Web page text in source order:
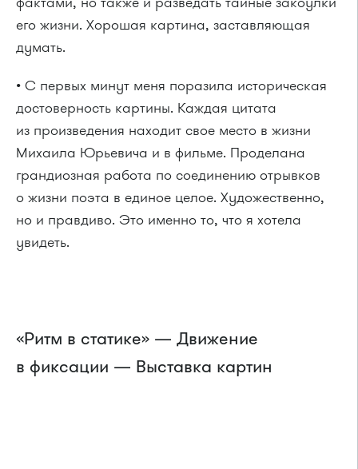
его жизни. Хорошая картина, заставляющая
думать.
• С первых минут меня поразила историческая
достоверность картины. Каждая цитата
из произведения находит свое место в жизни
Михаила Юрьевича и в фильме. Проделана
грандиозная работа по соединению отрывков
о жизни поэта в единое целое. Художественно,
но и правдиво. Это именно то, что я хотела
увидеть.
«Ритм в статике» — Движение
в фиксации — Выставка картин